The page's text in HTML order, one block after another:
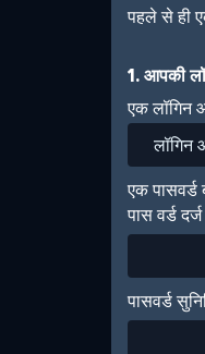
पहले से ही
1. आपकी
एक लॉगिन
एक
पास वर्ड
पासवर्ड